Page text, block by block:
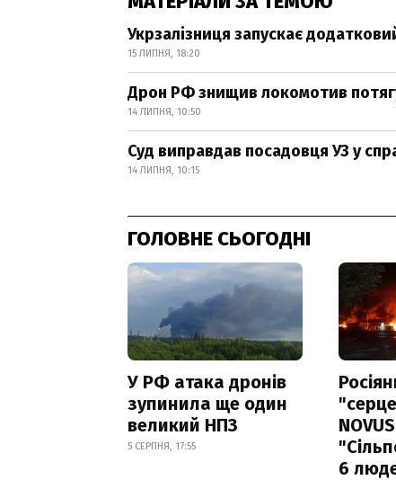
Укрзалізниця запускає
15 ЛИПНЯ, 18:20
Дрон РФ знищив локомотив
14 ЛИПНЯ, 10:50
Суд виправдав посадовця УЗ у
14 ЛИПНЯ, 10:15
ГОЛОВНЕ СЬОГОДНІ
У РФ атака дронів
зупинила ще один
великий НПЗ
5 СЕРПНЯ, 17:55
6